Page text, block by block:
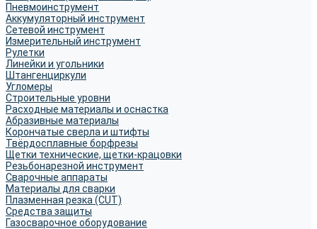
Пневмоинструмент
Аккумуляторный инструмент
Сетевой инструмент
Измерительный инструмент
Рулетки
Линейки и угольники
Штангенциркули
Угломеры
Строительные уровни
Расходные материалы и оснастка
Абразивные материалы
Корончатые сверла и штифты
Твёрдосплавные борфрезы
Щетки технические, щетки-крацовки
Резьбонарезной инструмент
Сварочные аппараты
Материалы для сварки
Плазменная резка (CUT)
Средства защиты
Газосварочное оборудование